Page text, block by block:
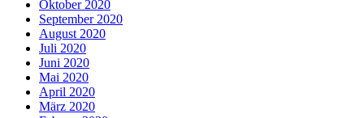
Oktober 2020
September 2020
August 2020
Juli 2020
Juni 2020
Mai 2020
April 2020
März 2020